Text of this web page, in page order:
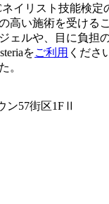
イリスト技能検定
高い施術を受ける
ェルや、目に負担
をご利用 くださ
。
ン57街区1FⅡ